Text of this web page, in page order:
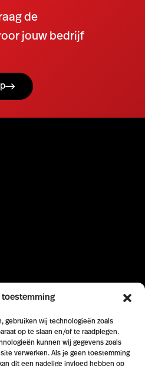
toestemming
gebruiken wij technologieën zoals
op te slaan en/of te raadplegen.
kunnen wij gegevens zoals
verwerken. Als je geen toestemming
dit een nadelige invloed hebben op
de
jouw bedrijf